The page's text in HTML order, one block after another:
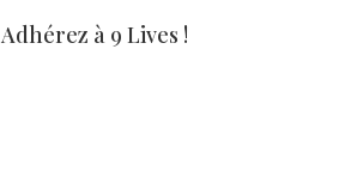
Adhérez à 9 Lives !